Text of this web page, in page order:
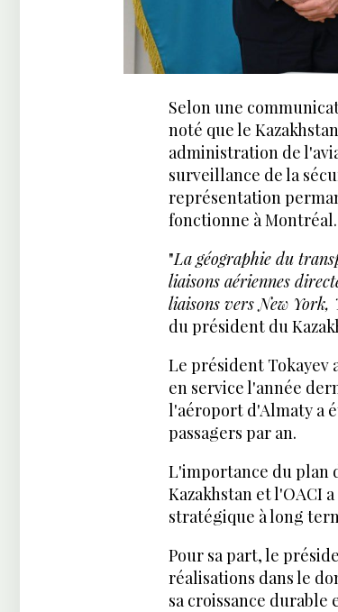
Selon une
noté que le
administration de
surveillance de la
représentation
fonctionne à Montréal.
"La géographie du
liaisons aériennes
liaisons vers New York,
du président du
Le président Tokayev
en service l'année
l'aéroport d'Almaty a
passagers par an.
L'importance du plan
Kazakhstan et l'OACI
stratégique à long
Pour sa part, le
réalisations dans le
sa croissance durable